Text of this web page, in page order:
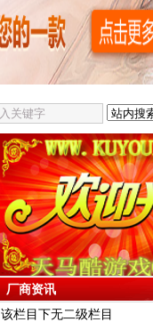
厂商资讯
该栏目下无二级栏目